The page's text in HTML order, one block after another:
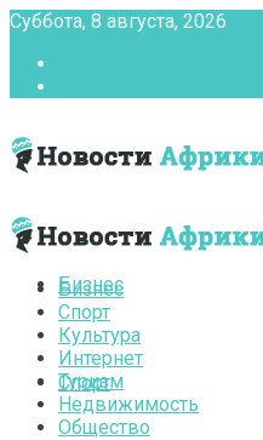
Суббота, 8 августа, 2026
Бизнес
Спорт
Бизнес
Спорт
Культура
Интернет
Туризм
Недвижимость
Общество